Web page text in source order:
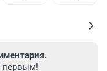
первым!